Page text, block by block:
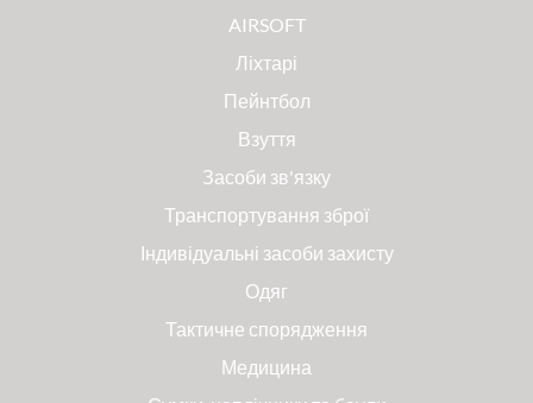
AIRSOFT
Ліхтарі
Пейнтбол
Взуття
Засоби зв'язку
Транспортування зброї
Індивідуальні засоби захисту
Одяг
Тактичне спорядження
Медицина